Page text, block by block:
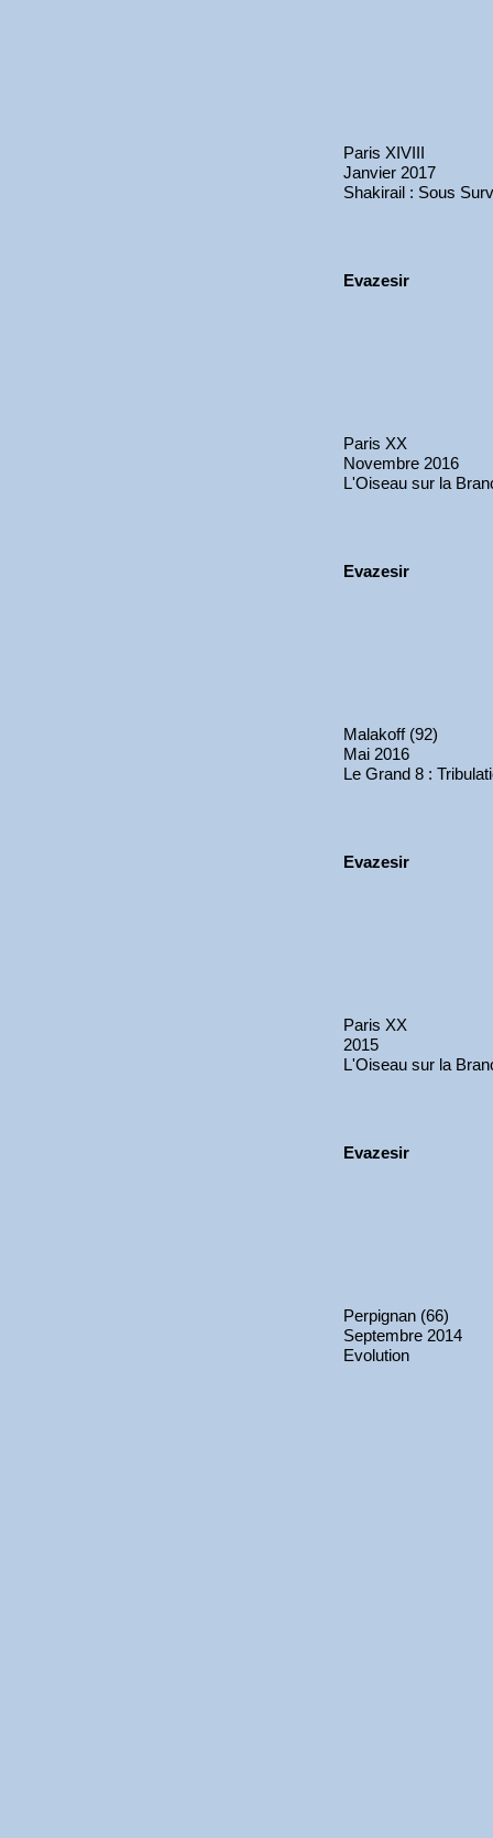
Paris XIVIII
Janvier 2017
Shakirail : Sous
Evazesir
Paris XX
Novembre 2016
L'Oiseau sur la
Evazesir
Malakoff (92)
Mai 2016
Le Grand 8 :
Evazesir
Paris XX
2015
L'Oiseau sur la
Evazesir
Perpignan (66)
Septembre 2014
Evolution